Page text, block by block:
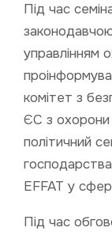
Під час
управлінням
комітет з
ЄС з охорони
політичний
EFFAT у
Під час